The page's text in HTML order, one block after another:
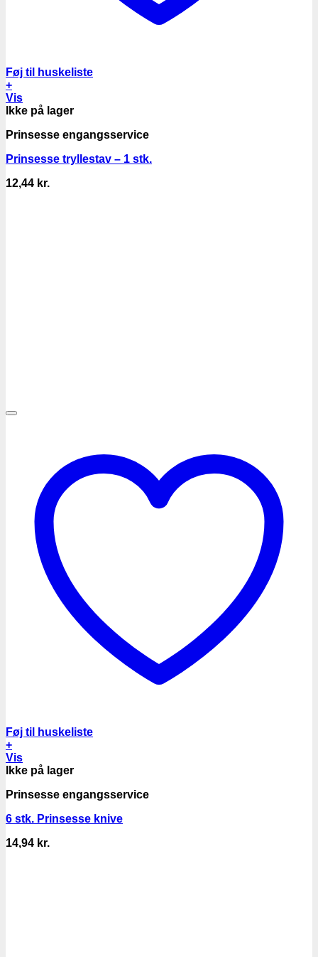
Føj til huskeliste
+
Vis
Ikke på lager
Prinsesse engangsservice
Prinsesse tryllestav – 1 stk.
12,44 kr.
Føj til huskeliste
+
Vis
Ikke på lager
Prinsesse engangsservice
6 stk. Prinsesse knive
14,94 kr.